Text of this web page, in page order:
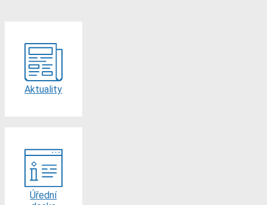
Aktuality
Úřední